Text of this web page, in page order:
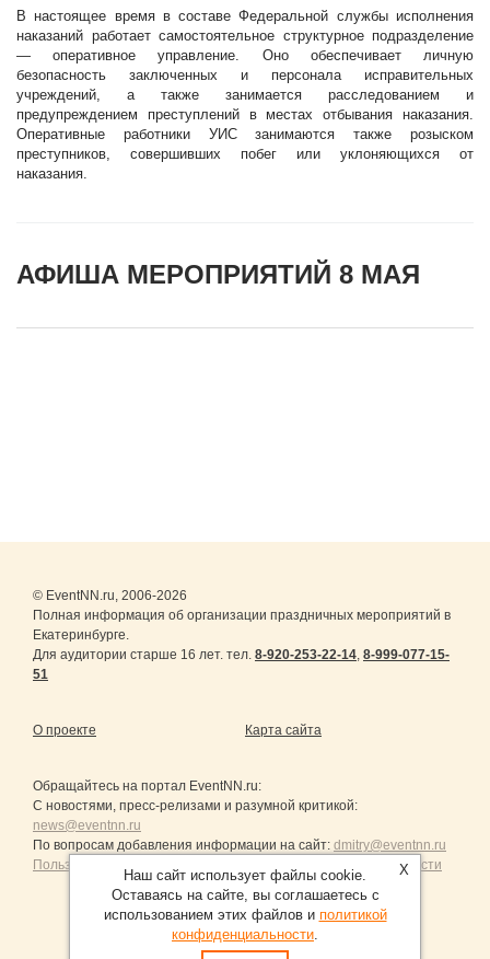
В настоящее время в составе Федеральной службы исполнения
наказаний работает самостоятельное структурное подразделение
— оперативное управление. Оно обеспечивает личную
безопасность заключенных и персонала исправительных
учреждений, а также занимается расследованием и
предупреждением преступлений в местах отбывания наказания.
Оперативные работники УИС занимаются также розыском
преступников, совершивших побег или уклоняющихся от
наказания.
АФИША МЕРОПРИЯТИЙ 8 МАЯ
© EventNN.ru, 2006-2026
Полная информация об организации праздничных мероприятий в
Екатеринбурге.
Для аудитории старше 16 лет. тел. 8-920-253-22-14, 8-999-077-15-
51
О проекте Карта сайта
Обращайтесь на портал EventNN.ru:
С новостями, пресс-релизами и разумной критикой:
news@eventnn.ru
По вопросам добавления информации на сайт: dmitry@eventnn.ru
Пользовательское Соглашение и политика конфиденциальности
X
Наш сайт использует файлы cookie.
Оставаясь на сайте, вы соглашаетесь с
использованием этих файлов и политикой
конфиденциальности.